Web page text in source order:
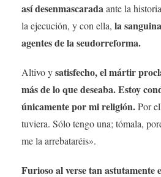
así desenmascarada ante la
la ejecución, y con ella, la
agentes de la seudorreforma.
Altivo ysatisfecho, el mártir
más de lo que deseaba. Estoy
únicamente por mi religión.Por
tuviera. Sólo tengo una; tómala,
me la arrebataréis».
Furioso al verse tan astutamente